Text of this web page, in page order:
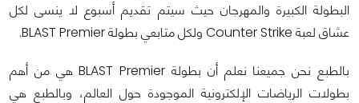
البطولة الكبيرة والمهرجان حيث سيتم تقديم أسبوع لا ينسى لكل
عشاق لعبة Counter Strike ولكل متابعي بطولة BLAST Premier.
بالطبع نحن جميعنا نعلم أن بطولة BLAST Premier هي من أهم
بطولات الرياضات الإلكترونية الموجودة حول العالم، وبالطبع هي